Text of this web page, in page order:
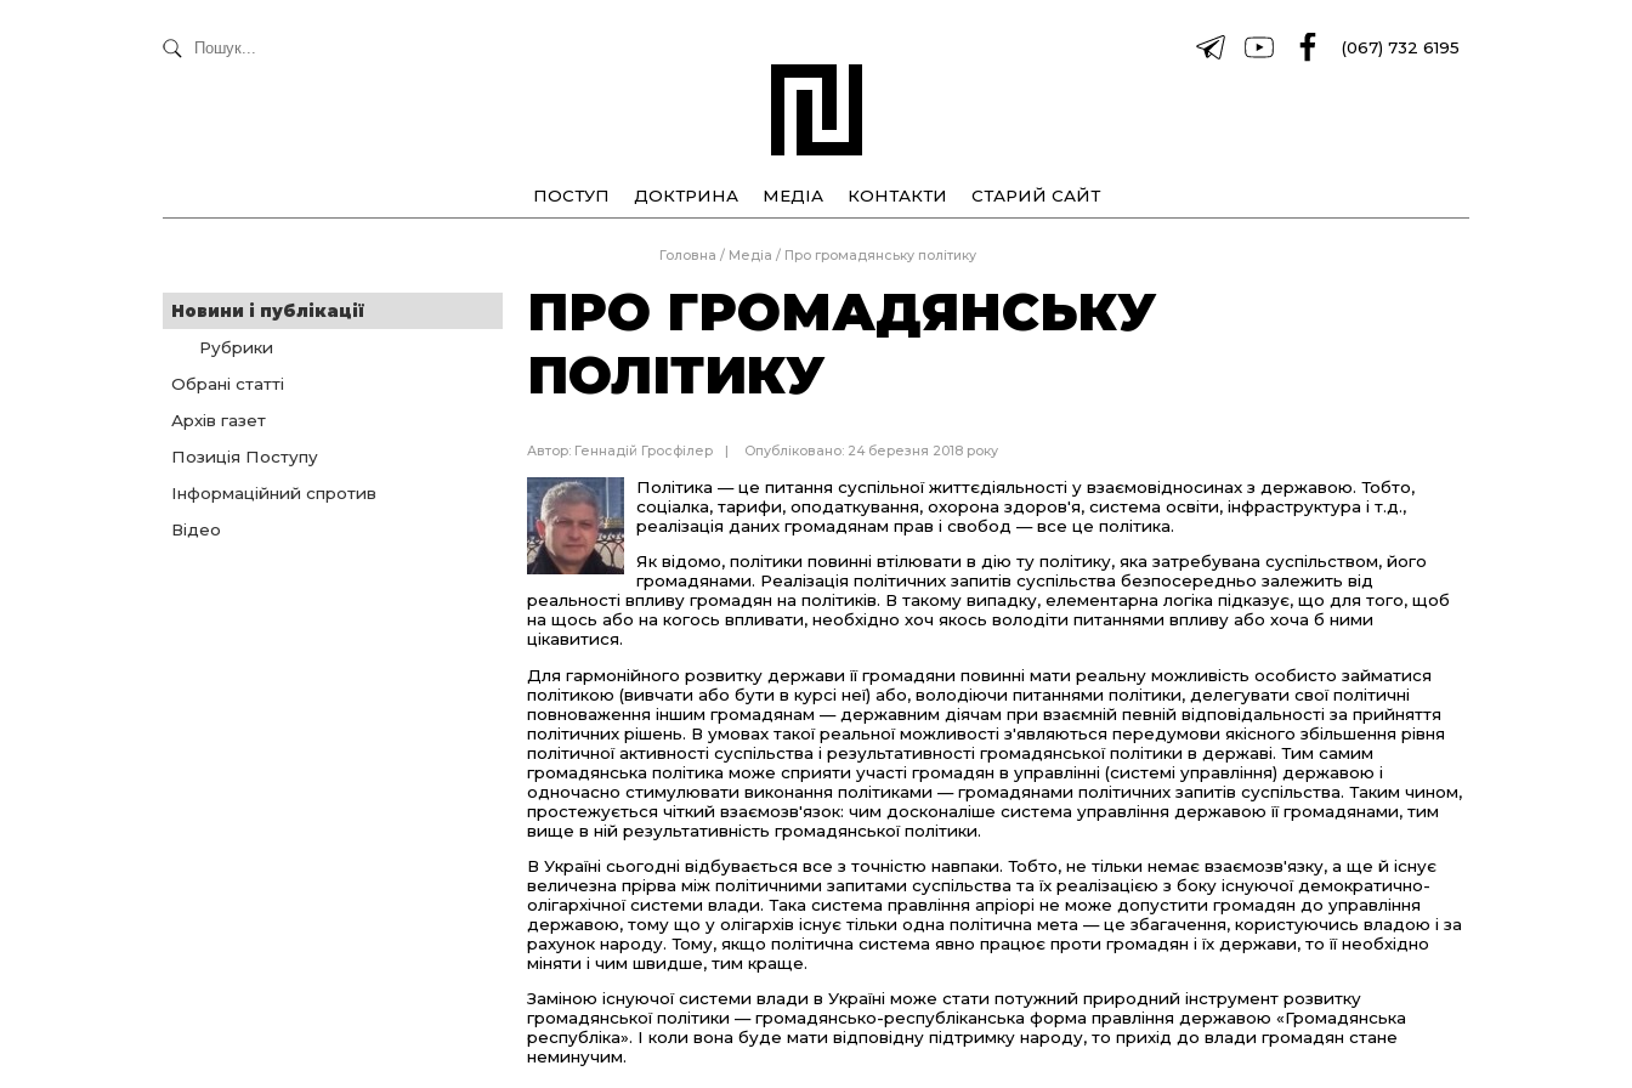
(067) 732 6195
ПОСТУП ДОКТРИНА МЕДІА КОНТАКТИ СТАРИЙ САЙТ
Головна / Медіа / Про громадянську політику
Новини і публікації
Рубрики
Обрані статті
Архів газет
Позиція Поступу
Інформаційний спротив
Відео
ПРО ГРОМАДЯНСЬКУ
ПОЛІТИКУ
Автор: Геннадій Гросфілер Опубліковано: 24 березня 2018 року
Політика — це питання суспільної життєдіяльності у взаємовідносинах з державою. Тобто,
соціалка, тарифи, оподаткування, охорона здоров'я, система освіти, інфраструктура і т.д.,
реалізація даних громадянам прав і свобод — все це політика.
Як відомо, політики повинні втілювати в дію ту політику, яка затребувана суспільством, його
громадянами. Реалізація політичних запитів суспільства безпосередньо залежить від
реальності впливу громадян на політиків. В такому випадку, елементарна логіка підказує, що для того, щоб
на щось або на когось впливати, необхідно хоч якось володіти питаннями впливу або хоча б ними
цікавитися.
Для гармонійного розвитку держави її громадяни повинні мати реальну можливість особисто займатися
політикою (вивчати або бути в курсі неї) або, володіючи питаннями політики, делегувати свої політичні
повноваження іншим громадянам — державним діячам при взаємній певній відповідальності за прийняття
політичних рішень. В умовах такої реальної можливості з'являються передумови якісного збільшення рівня
політичної активності суспільства і результативності громадянської політики в державі. Тим самим
громадянська політика може сприяти участі громадян в управлінні (системі управління) державою і
одночасно стимулювати виконання політиками — громадянами політичних запитів суспільства. Таким чином,
простежується чіткий взаємозв'язок: чим досконаліше система управління державою її громадянами, тим
вище в ній результативність громадянської політики.
В Україні сьогодні відбувається все з точністю навпаки. Тобто, не тільки немає взаємозв'язку, а ще й існує
величезна прірва між політичними запитами суспільства та їх реалізацією з боку існуючої демократично-
олігархічної системи влади. Така система правління апріорі не може допустити громадян до управління
державою, тому що у олігархів існує тільки одна політична мета — це збагачення, користуючись владою і за
рахунок народу. Тому, якщо політична система явно працює проти громадян і їх держави, то її необхідно
міняти і чим швидше, тим краще.
Заміною існуючої системи влади в Україні може стати потужний природний інструмент розвитку
громадянської політики — громадянсько-республіканська форма правління державою «Громадянська
республіка». І коли вона буде мати відповідну підтримку народу, то прихід до влади громадян стане
неминучим.